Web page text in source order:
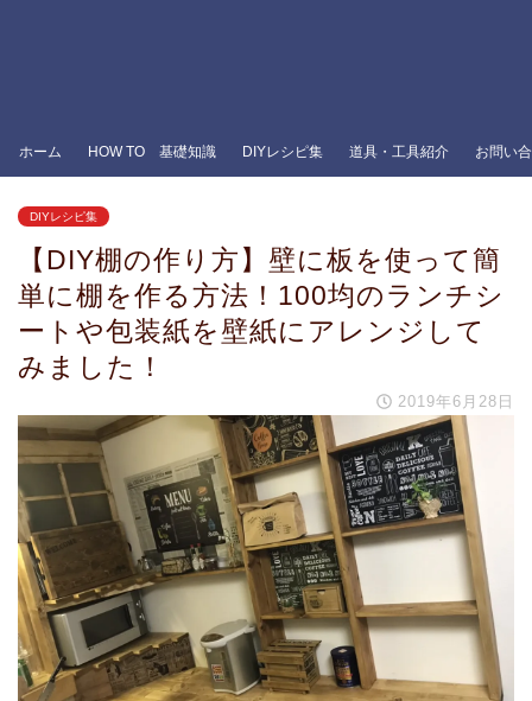
ホーム HOW TO 基礎知識 DIYレシピ集 道具・工具紹介 お問い
DIYレシピ集
【DIY棚の作り方】壁に板を使って簡
単に棚を作る方法！100均のランチシ
ートや包装紙を壁紙にアレンジして
みました！
2019年6月28日